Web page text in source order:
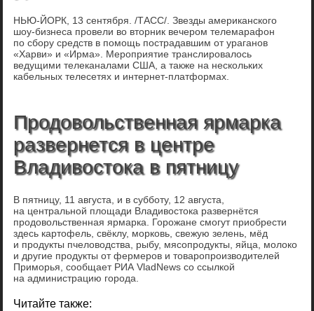
НЬЮ-ЙОРК, 13 сентября. /ТАСС/. Звезды американского
шоу-бизнеса провели во вторник вечером телемарафон
по сбору средств в помощь пострадавшим от ураганов
«Харви» и «Ирма». Мероприятие транслировалось
ведущими телеканалами США, а также на нескольких
кабельных телесетях и интернет-платформах.
Продовольственная ярмарка
развернется в центре
Владивостока в пятницу
В пятницу, 11 августа, и в субботу, 12 августа,
на центральной площади Владивостока развернётся
продовольственная ярмарка. Горожане смогут приобрести
здесь картофель, свёклу, морковь, свежую зелень, мёд
и продукты пчеловодства, рыбу, мясопродукты, яйца, молоко
и другие продукты от фермеров и товаропроизводителей
Приморья, сообщает РИА VladNews со ссылкой
на администрацию города.
Читайте также: